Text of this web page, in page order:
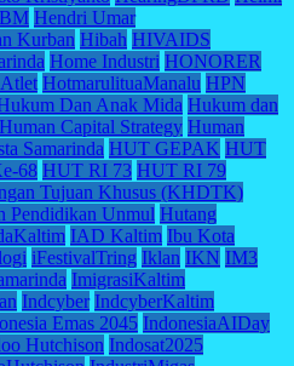
Hendri Umar
Kurban Hibah HIVAIDS
Home Industri HONORER
HotmarulituaManalu HPN
Dan Anak Mida Hukum dan
Human Capital Strategy Human
Samarinda HUT GEPAK HUT
68 HUT RI 73 HUT RI 79
Tujuan Khusus (KHDTK)
Pendidikan Unmul Hutang
IAD Kaltim Ibu Kota
iFestivalTring Iklan IKN IM3
ImigrasiKaltim
Indcyber IndcyberKaltim
Emas 2045 IndonesiaAIDay
Hutchison Indosat2025